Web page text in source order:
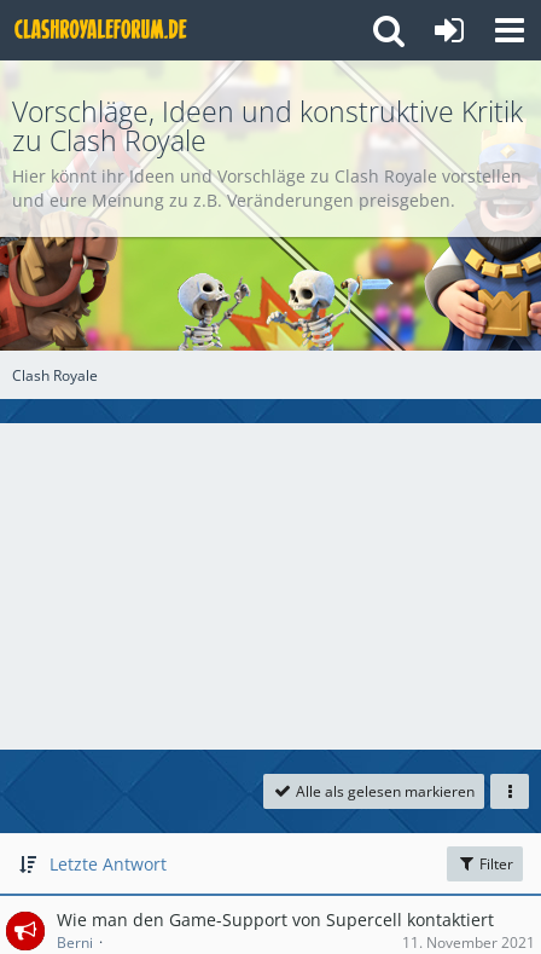
Clash Royale
Vorschläge, Ideen und konstruktive Kritik
zu Clash Royale
Hier könnt ihr Ideen und Vorschläge zu Clash Royale vorstellen
und eure Meinung zu z.B. Veränderungen preisgeben.
Alle als gelesen markieren
Letzte Antwort Filter
Wie man den Game-Support von Supercell kontaktiert
Berni 11. November 2021